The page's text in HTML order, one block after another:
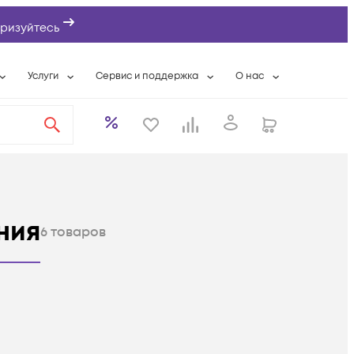
Услуги
Расширенная гарантия
Сервис и поддержка
Разовые выездные работы
Условия оказания услуг
О нас
Контактная
6товаров